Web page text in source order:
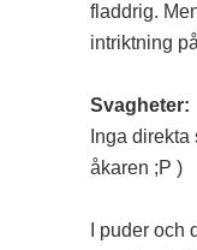
fladdrig.
intriktning
Svagheter:
Inga
åkaren ;P )
I puder